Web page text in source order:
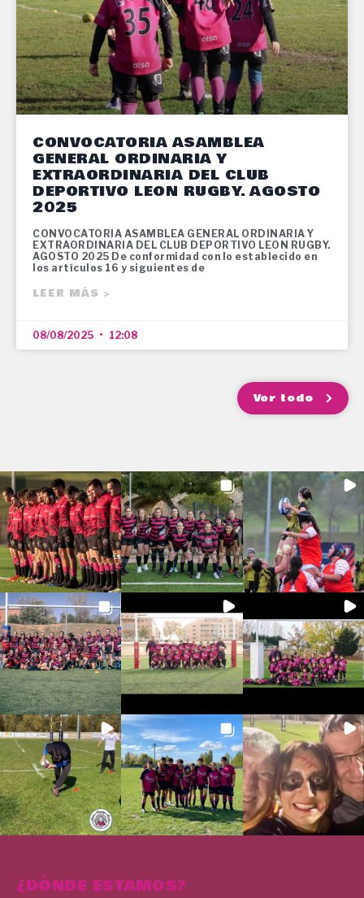
CONVOCATORIA ASAMBLEA
GENERAL ORDINARIA Y
EXTRAORDINARIA DEL CLUB
DEPORTIVO LEON RUGBY. AGOSTO
2025
CONVOCATORIA ASAMBLEA GENERAL ORDINARIA Y
EXTRAORDINARIA DEL CLUB DEPORTIVO LEON RUGBY.
AGOSTO 2025 De conformidad con lo establecido en
los artículos 16 y siguientes de
LEER MÁS >
08/08/2025 12:08
Ver todo
¿DÓNDE ESTAMOS?